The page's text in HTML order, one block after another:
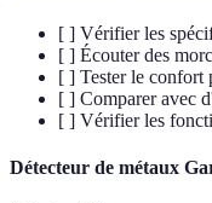
[ ] Vérifier les
[ ] Écouter des
[ ] Tester le confort
[ ] Comparer avec
[ ] Vérifier les
Détecteur de métaux